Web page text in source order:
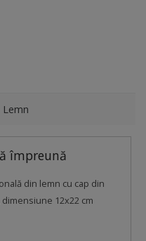
Lemn
împreună
din lemn cu cap din
dimensiune 12x22 cm